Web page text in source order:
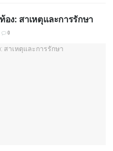
ง: สาเหตุและการรักษา
0